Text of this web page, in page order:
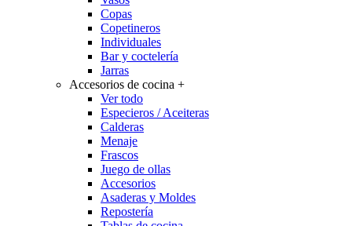
Copas
Copetineros
Individuales
Bar y coctelería
Jarras
Accesorios de cocina +
Ver todo
Especieros / Aceiteras
Calderas
Menaje
Frascos
Juego de ollas
Accesorios
Asaderas y Moldes
Repostería